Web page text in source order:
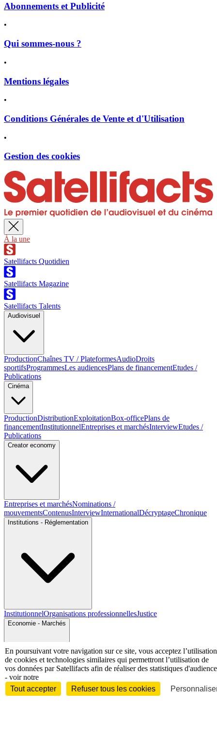
Abonnements et Publicité
•
Qui sommes-nous ?
•
Mentions légales
•
Conditions Générales de Vente et d'Utilisation
•
Gestion des cookies
À la une
Satellifacts Quotidien
Satellifacts Magazine
Satellifacts Talents
Audiovisuel
ProductionChaînes TV / PlateformesAudioDroits
sportifsProgrammesLes audiencesPlans de financementEtudes /
Publications
Cinéma
ProductionDistributionExploitationBox-officePlans de
financementInstitutionnelEntreprises et marchésInterviewEtudes /
Publications
Creator economy
Entreprises et marchésNominations /
mouvementsContenusInterviewInternationalDécryptageChronique
Institutions - Réglementation
InstitutionnelOrganisations professionnellesJustice
Economie - Marchés
Entreprises et marchésTélécomsTechnologiesIndustries
En poursuivant votre navigation sur ce site, vous acceptez l’utilisation
de cookies et technologies similaires qui permettront l’utilisation de
vos données par Satellifacts afin de réaliser des statistiques d'audience
- voir notre
Tout accepter
Refuser tous les cookies